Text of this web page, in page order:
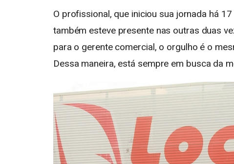
O profissional, que iniciou sua jornada há
também esteve presente nas outras duas
para o gerente comercial, o orgulho é o
Dessa maneira, está sempre em busca da